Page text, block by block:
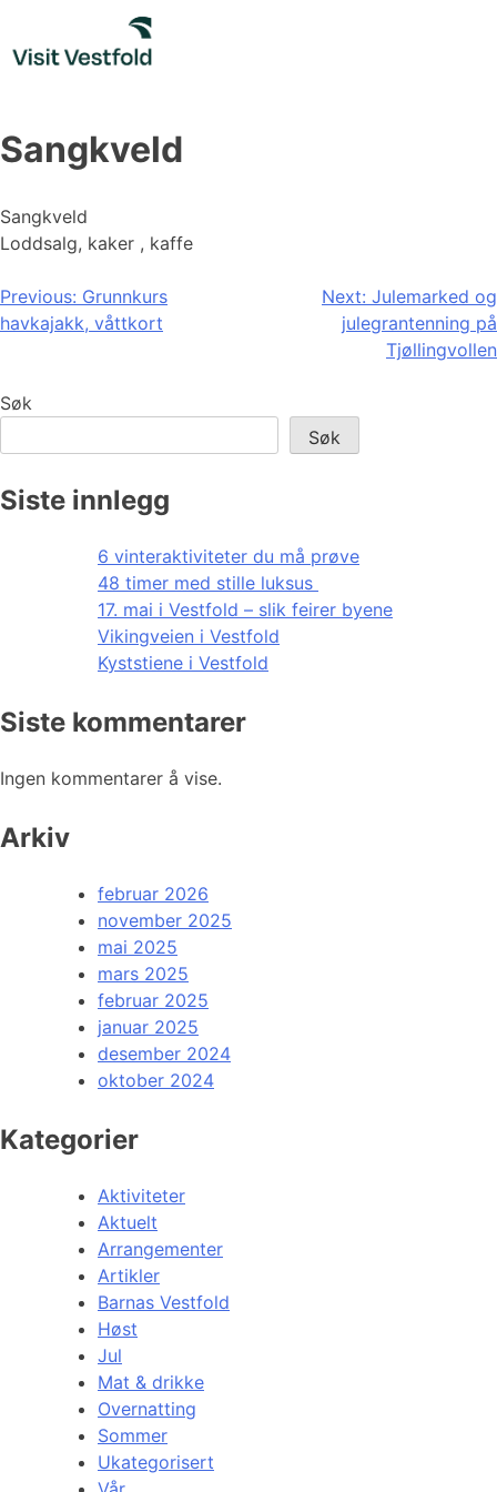
content
Sangkveld
Sangkveld
Loddsalg, kaker , kaffe
Innleggsnavigasjon
Previous: Grunnkurs
havkajakk, våttkort
Next: Julemarked og
julegrantenning på
Tjøllingvollen
Søk
Søk
Siste innlegg
6 vinteraktiviteter du må prøve
48 timer med stille luksus
17. mai i Vestfold – slik feirer byene
Vikingveien i Vestfold
Kyststiene i Vestfold
Siste kommentarer
Ingen kommentarer å vise.
Arkiv
februar 2026
november 2025
mai 2025
mars 2025
februar 2025
januar 2025
desember 2024
oktober 2024
Kategorier
Aktiviteter
Aktuelt
Arrangementer
Artikler
Barnas Vestfold
Høst
Jul
Mat & drikke
Overnatting
Sommer
Ukategorisert